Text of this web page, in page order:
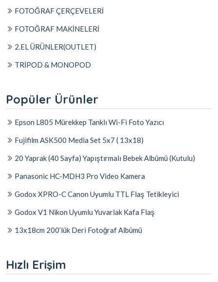
FOTOĞRAF ÇERÇEVELERİ
FOTOĞRAF MAKİNELERİ
2.EL ÜRÜNLER(OUTLET)
TRİPOD & MONOPOD
Popüler Ürünler
Epson L805 Mürekkep Tanklı Wi-Fi Foto Yazıcı
Fujifilm ASK500 Media Set 5x7 ( 13x18)
20 Yaprak (40 Sayfa) Yapıştırmalı Bebek Albümü (Kutulu)
Panasonic HC-MDH3 Pro Video Kamera
Godox XPRO-C Canon Uyumlu TTL Flaş Tetikleyici
Godox V1 Nikon Uyumlu Yuvarlak Kafa Flaş
13x18cm 200’lük Deri Fotoğraf Albümü
Hızlı Erişim